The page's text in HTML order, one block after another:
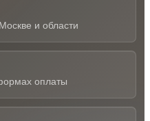
и области
оплаты